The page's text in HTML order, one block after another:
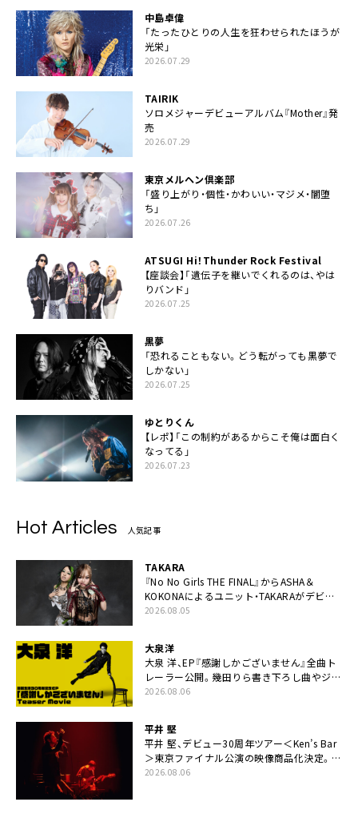
中島卓偉
「たったひとりの人生を狂わせられたほうが
光栄」
2026.07.29
TAIRIK
ソロメジャーデビューアルバム『Mother』発
売
2026.07.29
東京メルヘン倶楽部
「盛り上がり・個性・かわいい・マジメ・闇堕
ち」
2026.07.26
ATSUGI Hi！Thunder Rock Festival
【座談会】「遺伝子を継いでくれるのは、やは
りバンド」
2026.07.25
黒夢
「恐れることもない。どう転がっても黒夢で
しかない」
2026.07.25
ゆとりくん
【レポ】「この制約があるからこそ俺は面白く
なってる」
2026.07.23
Hot Articles 人気記事
TAKARA
『No No Girls THE FINAL』からASHA＆
KOKONAによるユニット・TAKARAがデビュ
ー
2026.08.05
大泉洋
大泉 洋、EP『感謝しかございません』全曲ト
レーラー公開。幾田りら書き下ろし曲やジャ
ズピアニスト・小曽根真による提供曲のレコ
2026.08.06
平井 堅
平井 堅、デビュー30周年ツアー＜Ken’s Bar
＞東京ファイナル公演の映像商品化決定。ブ
ックレットには平井堅のメッセージ掲載も
2026.08.06